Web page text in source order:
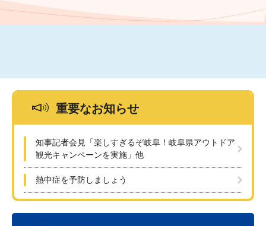
文
重要なお知らせ
知事記者会見「楽しすぎるぞ岐阜！岐阜県アウトドア
観光キャンペーンを実施」他
熱中症を予防しましょう